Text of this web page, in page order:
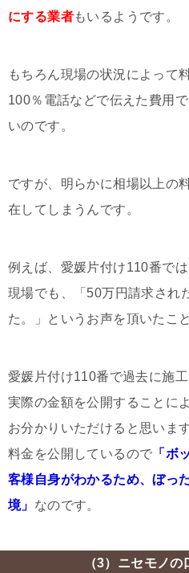
にする業者もいるようです。
もちろん現場の状況によって
100％電話などで伝えた費用
いのです。
ですが、明らかに相場以上の
在してしまうんです。
例えば、愛媛片付け110番で
現場でも、「50万円請求され
た。」というお声を頂いたこ
愛媛片付け110番で過去に施
実際の金額を公開することに
お分かりいただけると思いま
料金を公開しているので 「ボ
客様自身がわかるため、ぼっ
境」 なのです。
（3）ニセモノ